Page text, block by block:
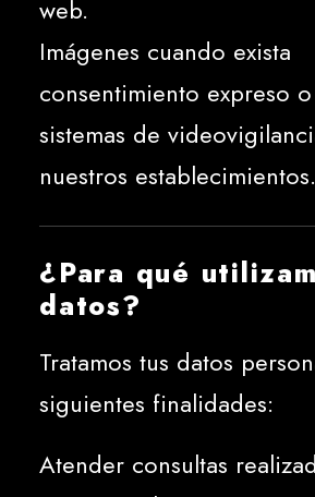
web.
Imágenes cuando exista
consentimiento expreso
sistemas de
nuestros establecimientos.
¿Para qué
datos?
Tratamos tus datos
siguientes finalidades:
Atender consultas